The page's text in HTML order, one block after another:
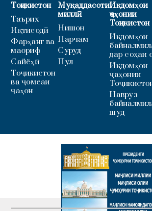
Тоҷикистон
Таърих
Иқтисодӣ
Фарҳанг ва
маориф
Сайёҳӣ
Тоҷикистон
ва ҷомеаи
ҷаҳон
Муқаддасоти
миллӣ
Нишон
Парчам
Суруд
Пул
Иқдомҳои
ҷаҳонии
Тоҷикистон
Иқдомҳои
дар соҳаи
Иқдомҳои
ҷаҳонии
Наврӯз
шуд